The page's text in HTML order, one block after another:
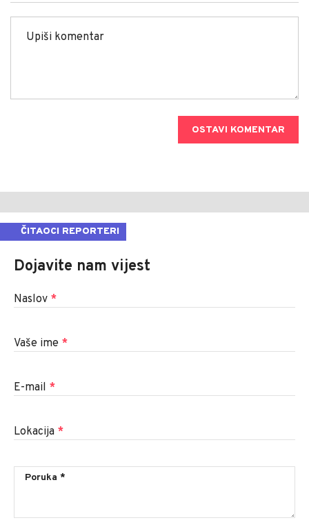
OSTAVI KOMENTAR
ČITAOCI REPORTERI
Dojavite nam vijest
Naslov *
Vaše ime *
E-mail *
Lokacija *